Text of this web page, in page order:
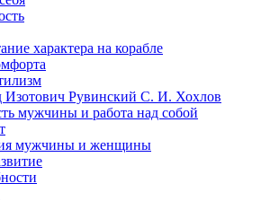
характера на корабле
Изотович Рувинский С. И. Хохлов
мужчины и работа над собой
мужчины и женщины